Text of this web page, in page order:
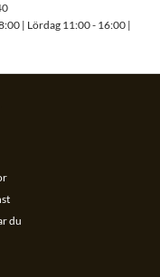
| Lördag 11:00 - 16:00 |
du